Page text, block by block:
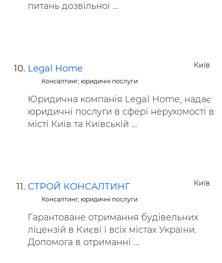
питань дозвільної ...
Київ
Legal Home
Консалтинг, юридичні послуги
Юридична компанія Legal Home, надає
юридичні послуги в сфері нерухомості в
місті Київ та Київській ...
Київ
СТРОЙ КОНСАЛТИНГ
Консалтинг, юридичні послуги
Гарантоване отримання будівельних
ліцензій в Києві і всіх містах України.
Допомога в отриманні ...